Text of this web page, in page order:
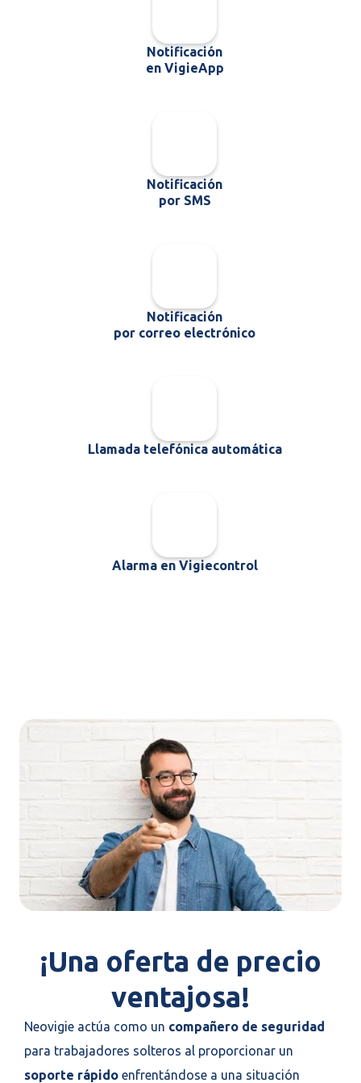
Notificación
en VigieApp
Notificación
por SMS
Notificación
por correo electrónico
Llamada telefónica automática
Alarma en Vigiecontrol
¡Una oferta de precio
ventajosa!
Neovigie actúa como un compañero de seguridad
para trabajadores solteros al proporcionar un
soporte rápido enfrentándose a una situación